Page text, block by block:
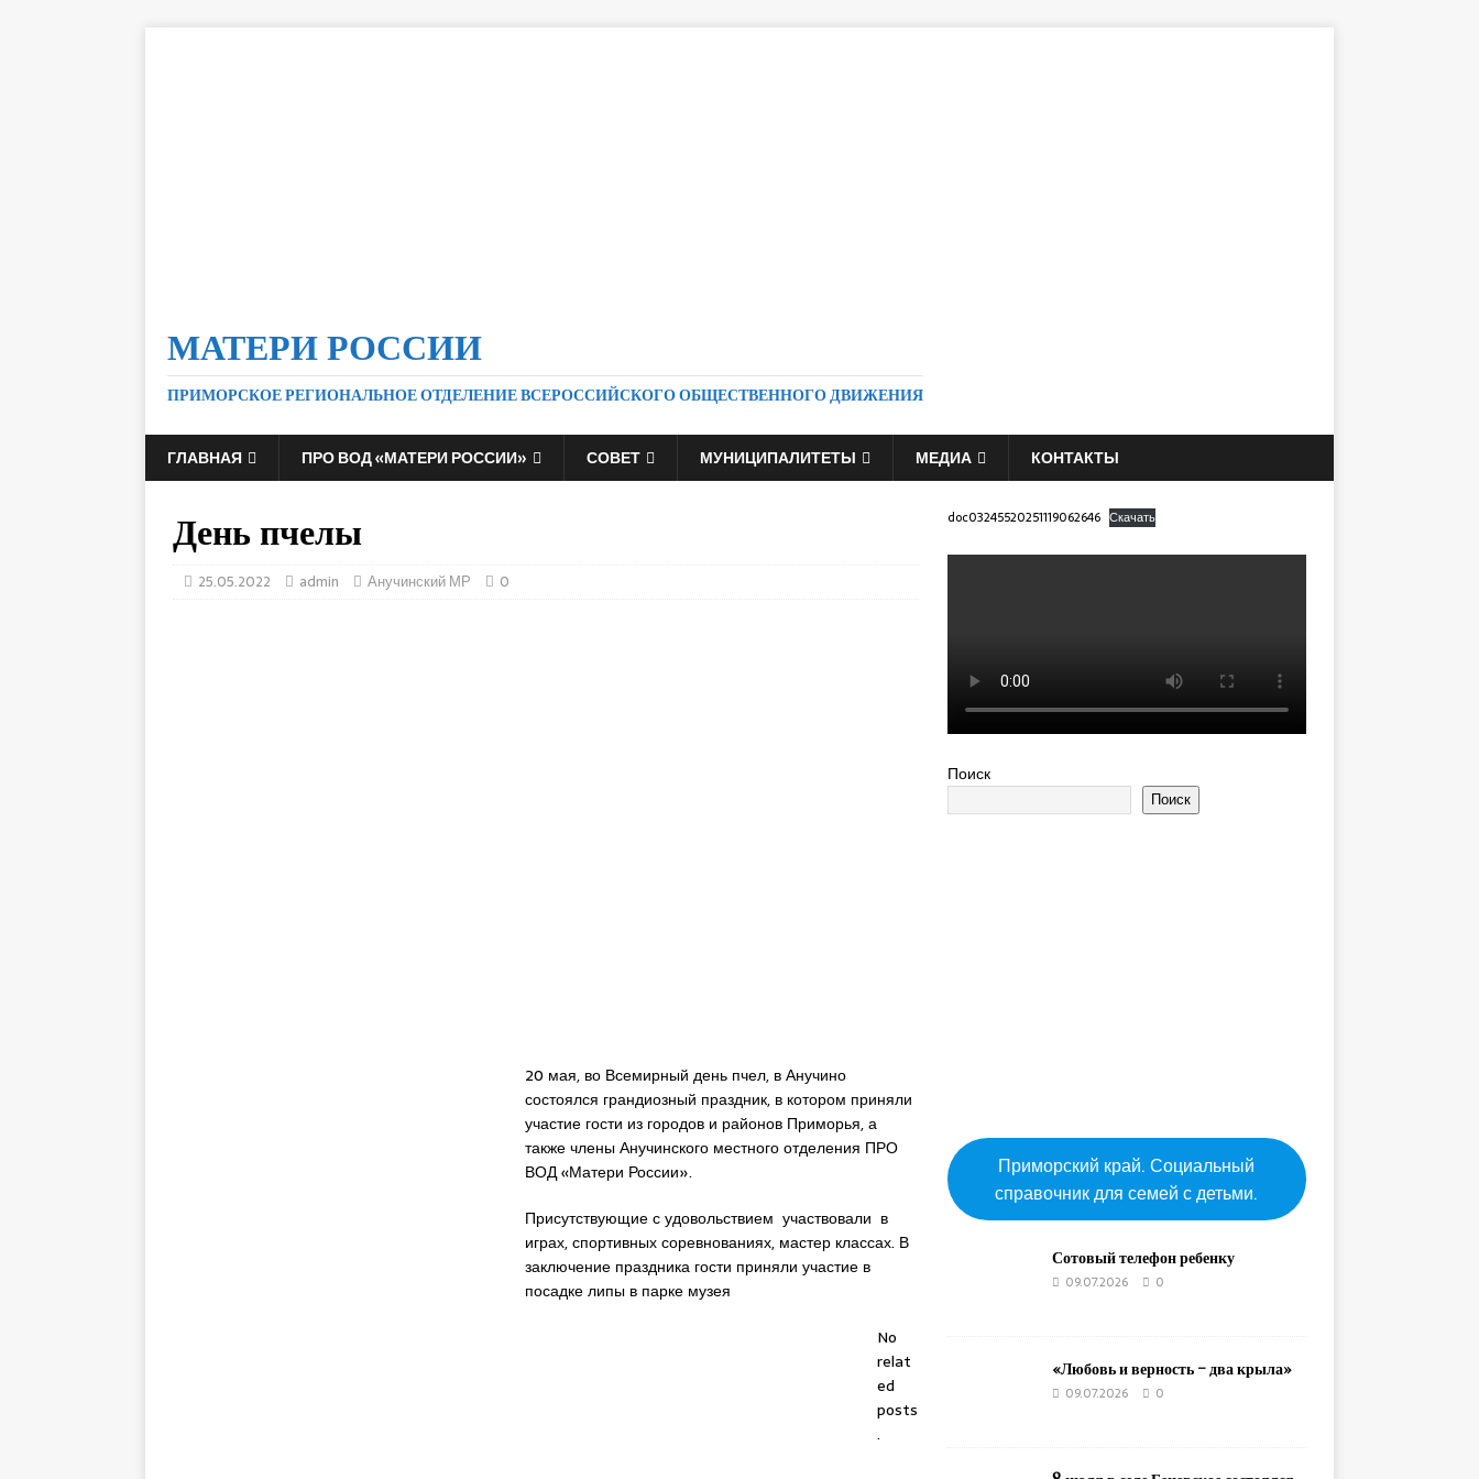
МАТЕРИ РОССИИ
ПРИМОРСКОЕ РЕГИОНАЛЬНОЕ ОТДЕЛЕНИЕ ВСЕРОССИЙСКОГО ОБЩЕСТВЕННОГО ДВИЖЕНИЯ
ГЛАВНАЯ ПРО ВОД «МАТЕРИ РОССИИ» СОВЕТ МУНИЦИПАЛИТЕТЫ МЕДИА КОНТАКТЫ
День пчелы
25.05.2022 admin Анучинский МР 0
20 мая, во Всемирный день пчел, в Анучино
состоялся грандиозный праздник, в котором приняли
участие гости из городов и районов Приморья, а
также члены Анучинского местного отделения ПРО
ВОД «Матери России».
Присутствующие с удовольствием участвовали в
играх, спортивных соревнованиях, мастер классах. В
заключение праздника гости приняли участие в
посадке липы в парке музея
No
relat
ed
posts
.
doc03245520251119062646 Скачать
Поиск
Поиск
Приморский край. Социальный
справочник для семей с детьми.
Сотовый телефон ребенку
09.07.2026 0
«Любовь и верность – два крыла»
09.07.2026 0